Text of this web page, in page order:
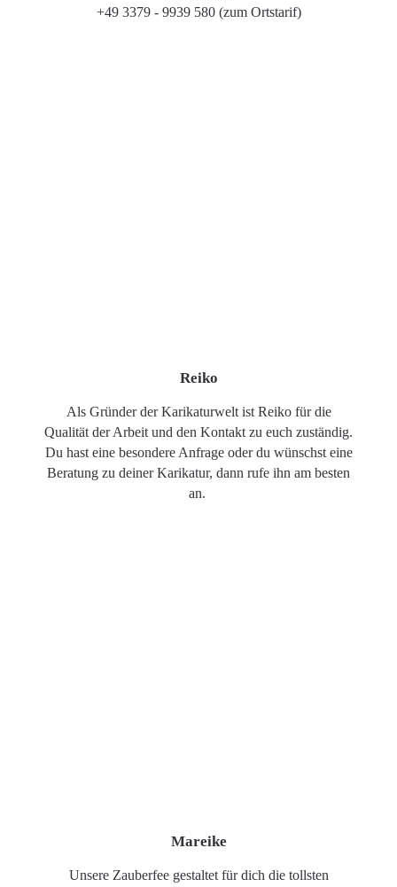
+49 3379 - 9939 580 (zum Ortstarif)
Reiko
Als Gründer der Karikaturwelt ist Reiko für die
Qualität der Arbeit und den Kontakt zu euch zuständig.
Du hast eine besondere Anfrage oder du wünschst eine
Beratung zu deiner Karikatur, dann rufe ihn am besten
an.
Mareike
Unsere Zauberfee gestaltet für dich die tollsten